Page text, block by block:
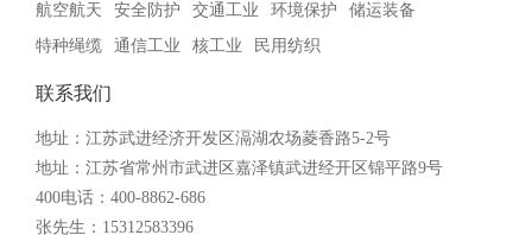
航空航天 安全防护 交通工业 环境保护
储运装备
特种绳缆
通信工业 核工业 民用纺织
联系我们
地址：江苏武进经济开发区滆湖农场菱香路5-2号
地址：江苏省常州市武进区嘉泽镇武进经开区锦平路9号
400电话：400-8862-686
张先生：15312583396